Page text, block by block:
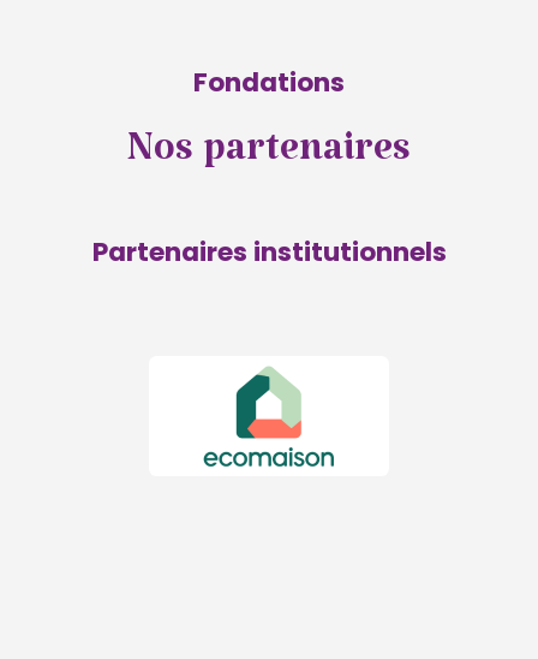
Fondations
Nos partenaires
Partenaires institutionnels